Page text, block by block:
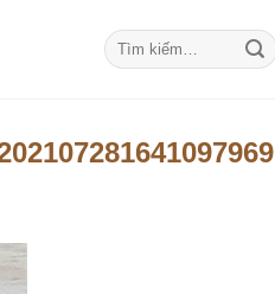
Tìm
kiếm: